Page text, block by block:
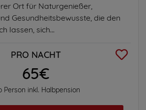
Ort für Naturgenießer,
Gesundheitsbewusste, die den
lassen, sich...
PRO NACHT
65€
Person inkl. Halbpension